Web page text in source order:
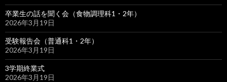
卒業生の話を聞く会（食物調理科1・2年）
2026年3月19日
受験報告会（普通科1・2年）
2026年3月19日
3学期終業式
2026年3月19日